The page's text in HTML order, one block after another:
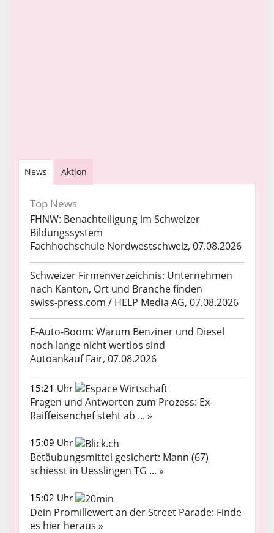
News Aktion
Top News
FHNW: Benachteiligung im Schweizer
Bildungssystem
Fachhochschule Nordwestschweiz, 07.08.2026
Schweizer Firmenverzeichnis: Unternehmen
nach Kanton, Ort und Branche finden
swiss-press.com / HELP Media AG, 07.08.2026
E-Auto-Boom: Warum Benziner und Diesel
noch lange nicht wertlos sind
Autoankauf Fair, 07.08.2026
15:21 Uhr
Fragen und Antworten zum Prozess: Ex-
Raiffeisenchef steht ab ... »
15:09 Uhr
Betäubungsmittel gesichert: Mann (67)
schiesst in Uesslingen TG ... »
15:02 Uhr
Dein Promillewert an der Street Parade: Finde
es hier heraus »